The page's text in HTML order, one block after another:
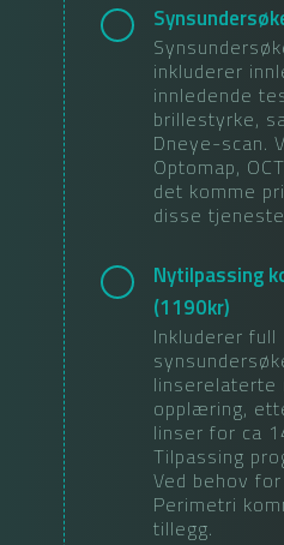
inkluderer
innledende
brillestyrke,
Dneye-scan.
Optomap,
det komme
disse
Nytilpassing
(1190kr)
Inkluderer full
linserelaterte
opplæring,
linser for ca
Tilpassing
Ved behov for
Perimetri
tillegg.